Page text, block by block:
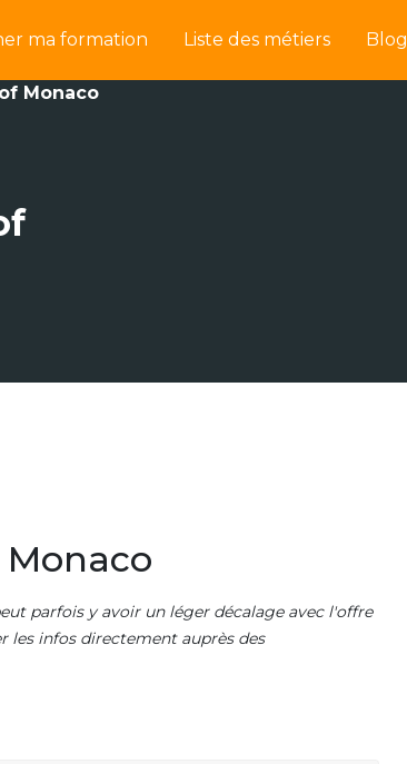
ma formation Liste des métiers Blog
Monaco
parfois y avoir un léger décalage avec l'offre
les infos directement auprès des